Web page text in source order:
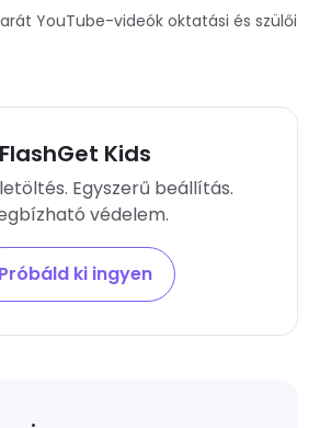
YouTube-videók oktatási és szülői
FlashGet Kids
Egyszerű beállítás.
védelem.
Próbáld ki ingyen